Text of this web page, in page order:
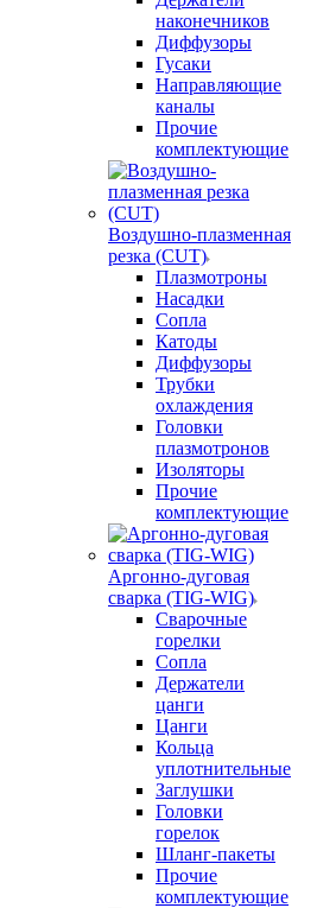
наконечников
Диффузоры
Гусаки
Направляющие
каналы
Прочие
комплектующие
Воздушно-плазменная
резка (CUT)
Плазмотроны
Насадки
Сопла
Катоды
Диффузоры
Трубки
охлаждения
Головки
плазмотронов
Изоляторы
Прочие
комплектующие
Аргонно-дуговая
сварка (TIG-WIG)
Сварочные
горелки
Сопла
Держатели
цанги
Цанги
Кольца
уплотнительные
Заглушки
Головки
горелок
Шланг-пакеты
Прочие
комплектующие